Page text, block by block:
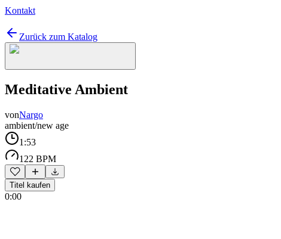
Kontakt
Zurück zum Katalog
Meditative Ambient
vonNargo
ambient/new age
1:53
122 BPM
Titel kaufen
0:00